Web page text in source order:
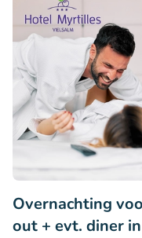
Overnachting
out + evt. diner